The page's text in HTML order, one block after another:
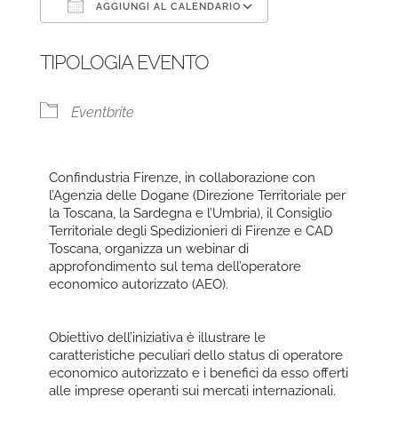
AGGIUNGI AL CALENDARIO
TIPOLOGIA EVENTO
Eventbrite
Confindustria Firenze, in collaborazione con
l’Agenzia delle Dogane (Direzione Territoriale per
la Toscana, la Sardegna e l’Umbria), il Consiglio
Territoriale degli Spedizionieri di Firenze e CAD
Toscana, organizza un webinar di
approfondimento sul tema dell’operatore
economico autorizzato (AEO).
Obiettivo dell’iniziativa è illustrare le
caratteristiche peculiari dello status di operatore
economico autorizzato e i benefici da esso offerti
alle imprese operanti sui mercati internazionali.